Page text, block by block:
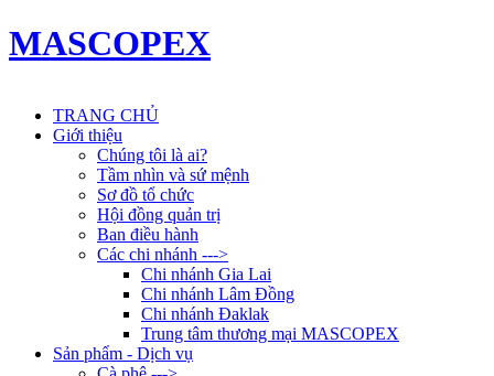
MASCOPEX
TRANG CHỦ
Giới thiệu
Chúng tôi là ai?
Tầm nhìn và sứ mệnh
Sơ đồ tổ chức
Hội đồng quản trị
Ban điều hành
Các chi nhánh --->
Chi nhánh Gia Lai
Chi nhánh Lâm Đồng
Chi nhánh Đaklak
Trung tâm thương mại MASCOPEX
Sản phẩm - Dịch vụ